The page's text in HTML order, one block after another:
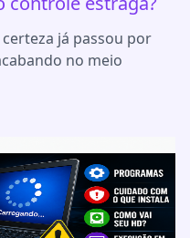
já passou por
no meio